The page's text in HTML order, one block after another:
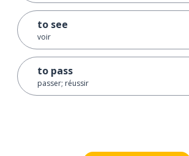
to see
voir
to pass
passer; réussir